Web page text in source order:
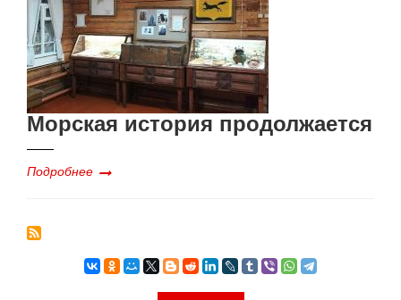
Морская история продолжается
Подробнее